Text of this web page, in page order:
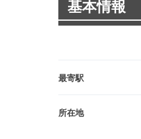
基本情報
最寄駅
所在地